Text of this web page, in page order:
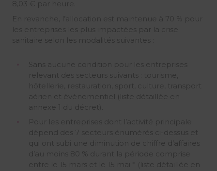
8,03 € par heure.
En revanche, l’allocation est maintenue à 70 % pour
les entreprises les plus impactées par la crise
sanitaire selon les modalités suivantes :
Sans aucune condition pour les entreprises
relevant des secteurs suivants : tourisme,
hôtellerie, restauration, sport, culture, transport
aérien et évènementiel (liste détaillée en
annexe 1 du décret).
Pour les entreprises dont l’activité principale
dépend des 7 secteurs énumérés ci-dessus et
qui ont subi une diminution de chiffre d’affaires
d’au moins 80 % durant la période comprise
entre le 15 mars et le 15 mai * (liste détaillée en